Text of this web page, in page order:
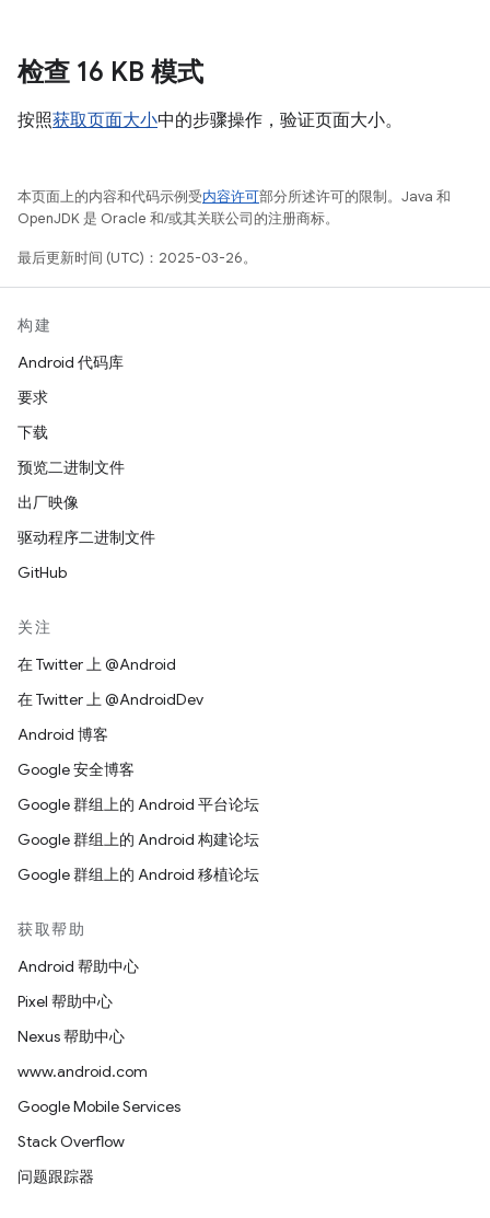
检查 16 KB 模式
按照获取页面大小中的步骤操作，验证页面大小。
本页面上的内容和代码示例受内容许可部分所述许可的限制。Java 和
OpenJDK 是 Oracle 和/或其关联公司的注册商标。
最后更新时间 (UTC)：2025-03-26。
构建
Android 代码库
要求
下载
预览二进制文件
出厂映像
驱动程序二进制文件
GitHub
关注
在 Twitter 上 @Android
在 Twitter 上 @AndroidDev
Android 博客
Google 安全博客
Google 群组上的 Android 平台论坛
Google 群组上的 Android 构建论坛
Google 群组上的 Android 移植论坛
获取帮助
Android 帮助中心
Pixel 帮助中心
Nexus 帮助中心
www.android.com
Google Mobile Services
Stack Overflow
问题跟踪器